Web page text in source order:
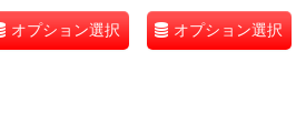
オプション選択 オプション選択